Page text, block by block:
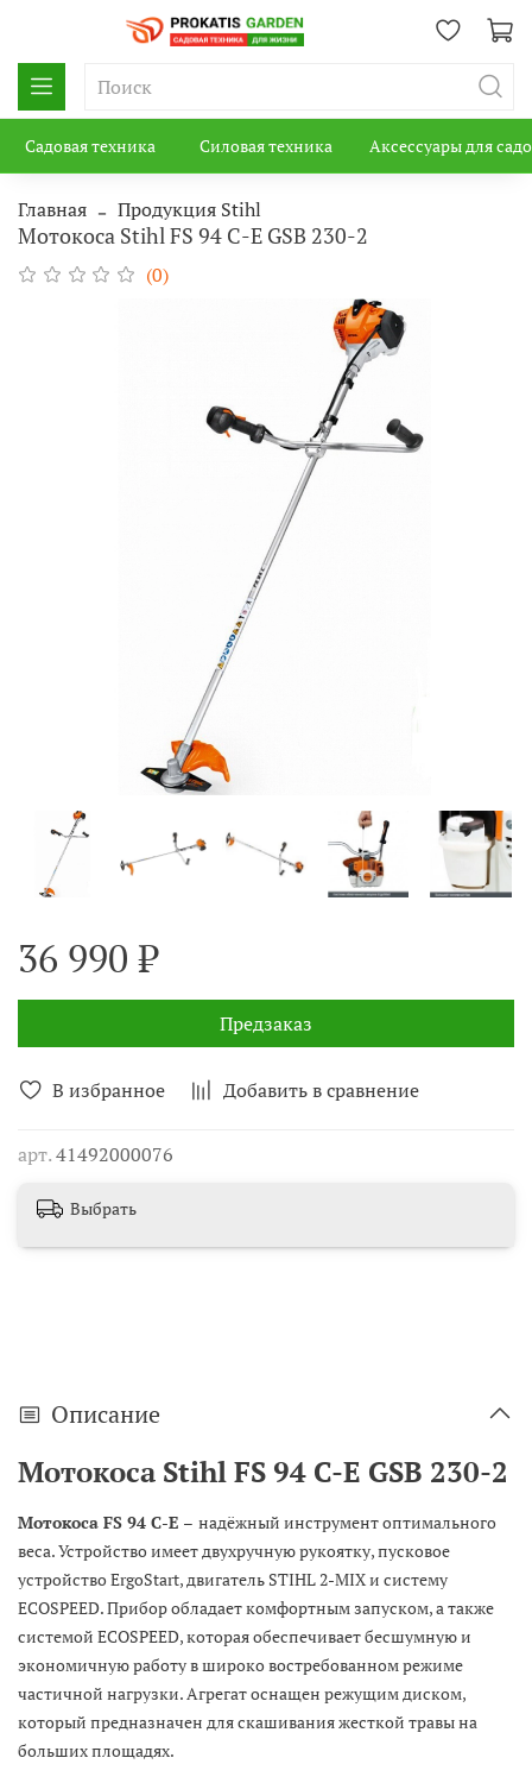
Садовая техника Силовая техника Аксессуары для
Главная Продукция Stihl
Мотокоса Stihl FS 94 C-E GSB 230-2
(0)
В избранное Добавить в сравнение
арт.41492000076
36 990 ₽
Предзаказ
Выбрать
Описание
Мотокоса Stihl FS 94 C-E GSB 230-2
Мотокоса FS 94 C-E – надёжный инструмент оптимального
веса. Устройство имеет двухручную рукоятку, пусковое
устройство ErgoStart, двигатель STIHL 2-MIX и систему
ECOSPEED. Прибор обладает комфортным запуском, а также
системой ECOSPEED, которая обеспечивает бесшумную и
экономичную работу в широко востребованном режиме
частичной нагрузки. Агрегат оснащен режущим диском,
который предназначен для скашивания жесткой травы на
больших площадях.